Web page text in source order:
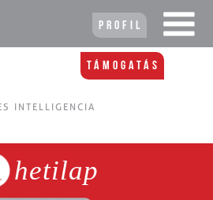
Profil
Támogatás
INTELLIGENCIA
hetilap